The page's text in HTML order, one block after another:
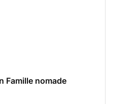
Famille nomade